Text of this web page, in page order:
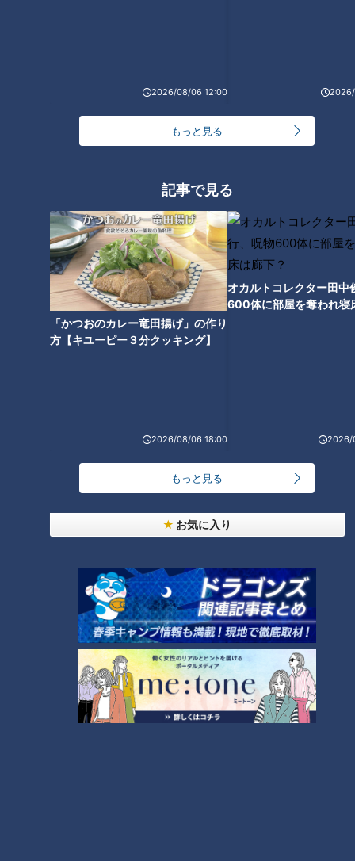
2026/08/06 12:00
もっと見る
記事で見る
「かつおのカレー竜田揚げ」の作り
方【キユーピー３分クッキング】
2026/08/06 18:00
オカルトコレクター田中
600体に部屋を奪われ寝
2026/
もっと見る
お気に入り
揚げます。エビフライサンドは栄西店の改装にあわせて、リニ
ューアル記念の新たな目玉メニューを作ろうということにな
り、「値段は少々高くても本当においしいものを」というコン
セプトで開発されました。
サンドイッチだけじゃないコンパルの人気メニュ